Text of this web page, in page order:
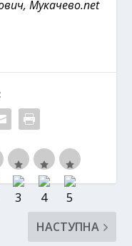
Мукачево.net
НАСТУПНА